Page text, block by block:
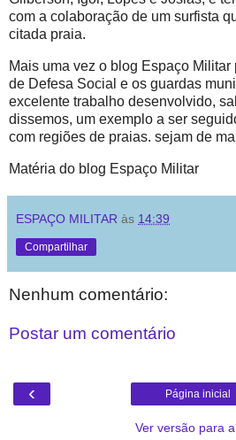
com a colaboração de um surfista
citada praia.
Mais uma vez o blog Espaço
de Defesa Social e os guardas
excelente trabalho desenvolvido,
dissemos, um exemplo a ser
com regiões de praias. sejam de
Matéria do blog Espaço Militar
ESPAÇO MILITAR às 14:39
Compartilhar
Nenhum comentário:
Postar um comentário
‹ Página inicial
Ver versão para